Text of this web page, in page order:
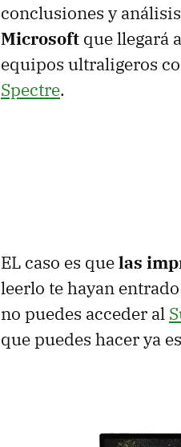
conclusiones y
Microsoft que llegará
equipos ultraligeros
Spectre.
EL caso es quelas
leerlo te hayan
no puedes acceder al
que puedes hacer ya